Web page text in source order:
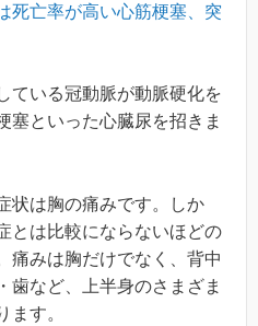
死亡率が高い心筋梗塞、突
ている冠動脈が動脈硬化を
塞といった心臓尿を招きま
状は胸の痛みです。しか
とは比較にならないほどの
痛みは胸だけでなく、背中
歯など、上半身のさまざま
ます。